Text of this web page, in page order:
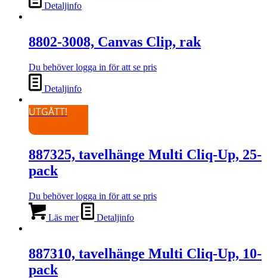
Detaljinfo
8802-3008, Canvas Clip, rak
Du behöver logga in för att se pris
Detaljinfo
UTGÅTT!
887325, tavelhänge Multi Cliq-Up, 25-
pack
Du behöver logga in för att se pris
Läs mer Detaljinfo
887310, tavelhänge Multi Cliq-Up, 10-
pack